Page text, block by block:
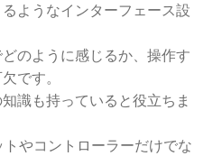
ようなインターフェース設
のように感じるか、操作す
です。
識も持っていると役立ちま
やコントローラーだけでな